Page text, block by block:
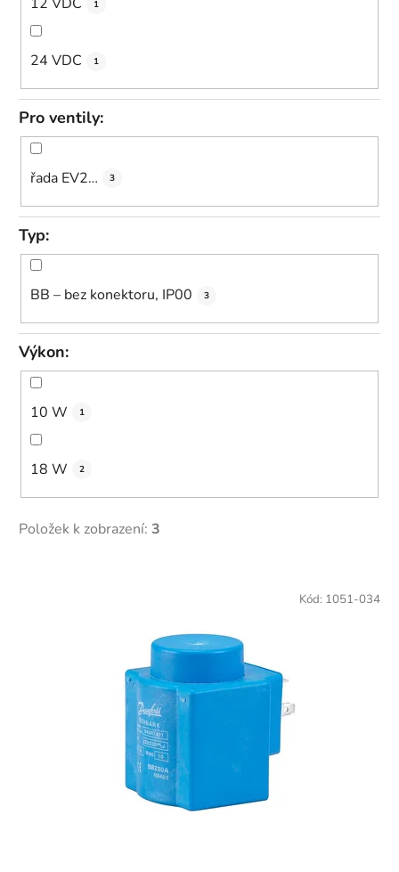
1
24 VDC 1
Pro ventily:
řada EV2… 3
Typ:
BB – bez konektoru, IP00 3
Výkon:
10 W 1
18 W 2
Položek k zobrazení: 3
Kód: 1051-034